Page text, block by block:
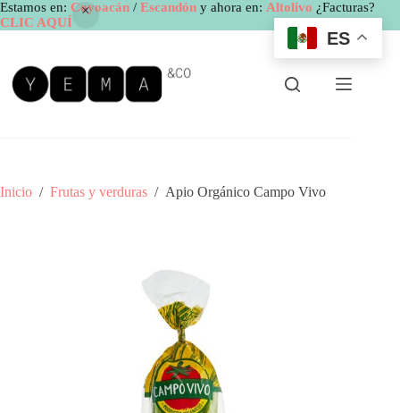
Estamos en: Coyoacán / Escandón y ahora en: Altolivo ¿Facturas?
CLIC AQUÍ
contenido
Inicio / Frutas y verduras / Apio Orgánico Campo Vivo
ES